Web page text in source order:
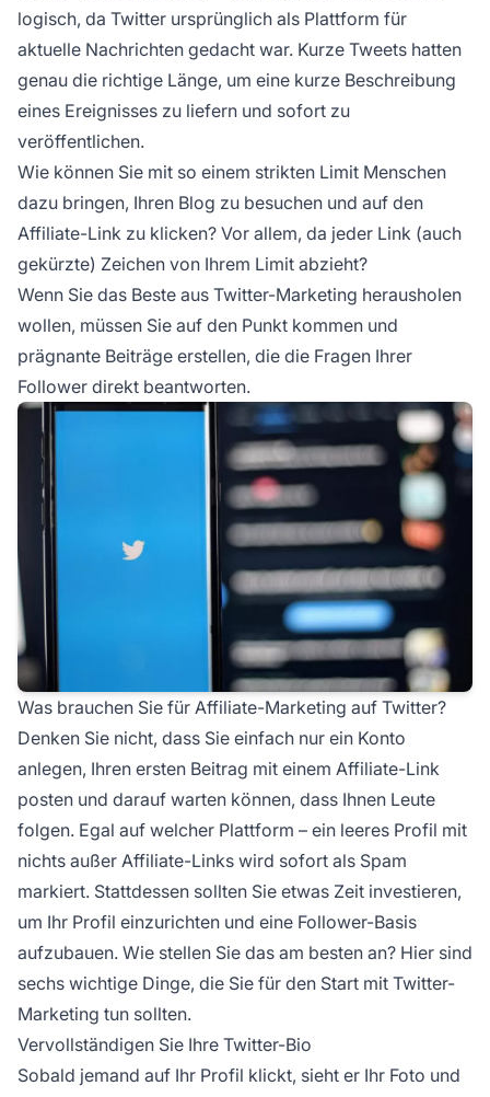
logisch, da Twitter ursprünglich als Plattform für
aktuelle Nachrichten gedacht war. Kurze Tweets hatten
genau die richtige Länge, um eine kurze Beschreibung
eines Ereignisses zu liefern und sofort zu
veröffentlichen.
Wie können Sie mit so einem strikten Limit Menschen
dazu bringen, Ihren Blog zu besuchen und auf den
Affiliate-Link zu klicken? Vor allem, da jeder Link (auch
gekürzte) Zeichen von Ihrem Limit abzieht?
Wenn Sie das Beste aus Twitter-Marketing herausholen
wollen, müssen Sie auf den Punkt kommen und
prägnante Beiträge erstellen, die die Fragen Ihrer
Follower direkt beantworten.
Was brauchen Sie für Affiliate-Marketing auf Twitter?
Denken Sie nicht, dass Sie einfach nur ein Konto
anlegen, Ihren ersten Beitrag mit einem Affiliate-Link
posten und darauf warten können, dass Ihnen Leute
folgen. Egal auf welcher Plattform – ein leeres Profil mit
nichts außer Affiliate-Links wird sofort als Spam
markiert. Stattdessen sollten Sie etwas Zeit investieren,
um Ihr Profil einzurichten und eine Follower-Basis
aufzubauen. Wie stellen Sie das am besten an? Hier sind
sechs wichtige Dinge, die Sie für den Start mit Twitter-
Marketing tun sollten.
Vervollständigen Sie Ihre Twitter-Bio
Sobald jemand auf Ihr Profil klickt, sieht er Ihr Foto und